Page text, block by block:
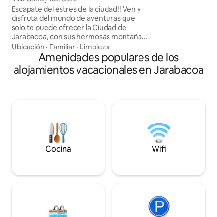
Escapate del estres de la ciudad!! Ven y
disfruta del mundo de aventuras que
solo te puede ofrecer la Ciudad de
Jarabacoa, con sus hermosas montañas
y grandiosas vistas. Villa Caney del Cielo
esta ubicada en Pine View El Salto. Con 2
Dormitorios, 1 Sofa cama, 2 baños,
cocina equipada, 2 terrazas, Picuzzi
Ubicación · Familiar · Limpieza
Amenidades populares de los
alojamientos vacacionales en Jarabacoa
Cocina Wifi